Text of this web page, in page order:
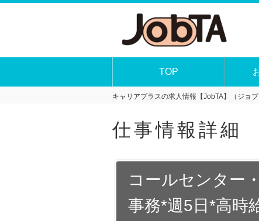
TOP
キャリアプラスの求人情報【JobTA】（ジョ
仕事情報詳細
コールセンター
事務*週5日*高時